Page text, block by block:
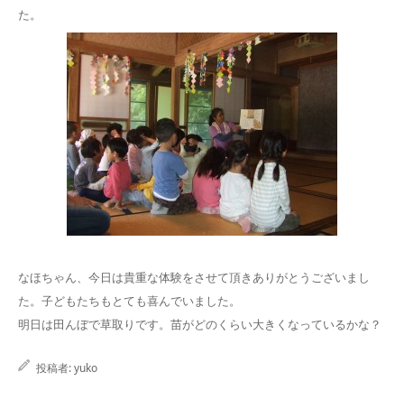
た。
なほちゃん、今日は貴重な体験をさせて頂きありがとうございまし
た。子どもたちもとても喜んでいました。
明日は田んぼで草取りです。苗がどのくらい大きくなっているかな？
投稿者:yuko